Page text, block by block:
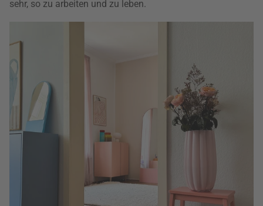
sehr, so zu arbeiten und zu leben.